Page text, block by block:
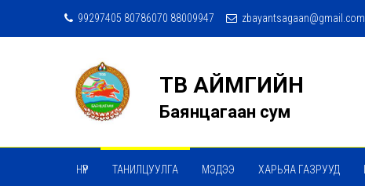
99297405 80786070 88009947 zbayantsagaan@gmail.com
ТӨВ АЙМГИЙН
Баянцагаан сум
НҮҮР ТАНИЛЦУУЛГА МЭДЭЭ ХАРЬЯА ГАЗРУУД